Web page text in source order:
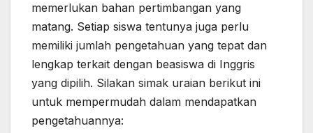
memerlukan bahan pertimbangan yang
matang. Setiap siswa tentunya juga perlu
memiliki jumlah pengetahuan yang tepat dan
lengkap terkait dengan beasiswa di Inggris
yang dipilih. Silakan simak uraian berikut ini
untuk mempermudah dalam mendapatkan
pengetahuannya: